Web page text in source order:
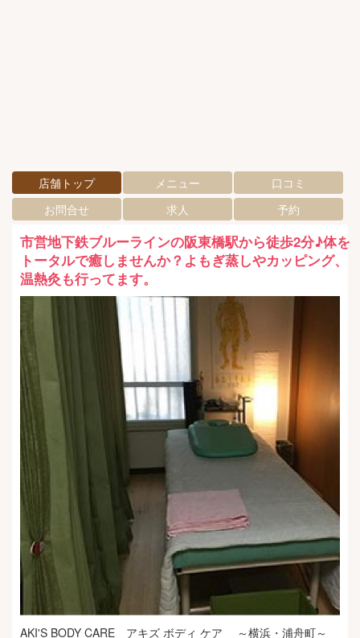
店舗トップ メニュー
口コミ
お問合せ
求人 予約
市営地下鉄ブルーラインの阪東橋駅から徒歩2分♪体を
トータルで癒しませんか？よもぎ蒸しやカッピング、
温熱灸も行ってます。
AKI'S BODY CARE アキズ ボディ ケア ～横浜・浦舟町～